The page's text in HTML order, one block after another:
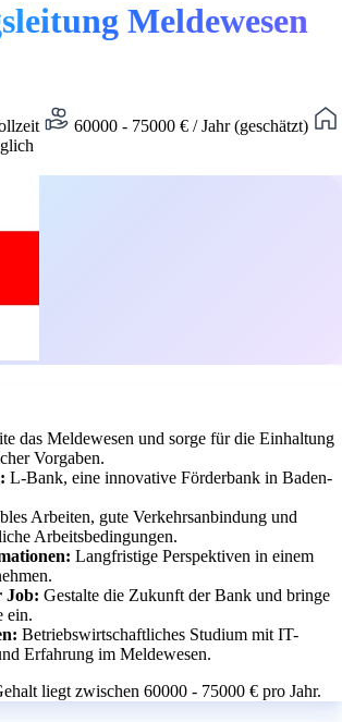
Meldewesen
60000 - 75000 € / Jahr (geschätzt)
das Meldewesen und sorge für die Einhaltung
Vorgaben.
L-Bank, eine innovative Förderbank in Baden-
Arbeiten, gute Verkehrsanbindung und
Arbeitsbedingungen.
Langfristige Perspektiven in einem
Job: Gestalte die Zukunft der Bank und bringe
ein.
Betriebswirtschaftliches Studium mit IT-
Erfahrung im Meldewesen.
liegt zwischen 60000 - 75000 € pro Jahr.